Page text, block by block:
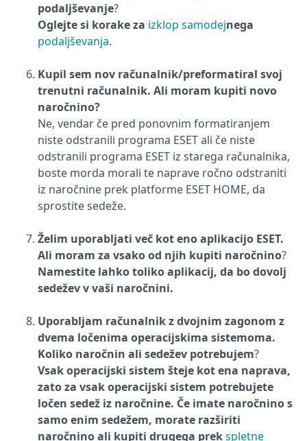
podaljševanje?
Oglejte si korake za izklop samodejnega
podaljševanja.
Kupil sem nov računalnik/preformatiral svoj
trenutni računalnik. Ali moram kupiti novo
naročnino?
Ne, vendar če pred ponovnim formatiranjem
niste odstranili programa ESET ali če niste
odstranili programa ESET iz starega računalnika,
boste morda morali te naprave ročno odstraniti
iz naročnine prek platforme ESET HOME, da
sprostite sedeže.
Želim uporabljati več kot eno aplikacijo ESET.
Ali moram za vsako od njih kupiti naročnino?
Namestite lahko toliko aplikacij, da bo dovolj
sedežev v vaši naročnini.
Uporabljam računalnik z dvojnim zagonom z
dvema ločenima operacijskima sistemoma.
Koliko naročnin ali sedežev potrebujem?
Vsak operacijski sistem šteje kot ena naprava,
zato za vsak operacijski sistem potrebujete
ločen sedež iz naročnine. Če imate naročnino s
samo enim sedežem, morate razširiti
naročnino ali kupiti drugega prekspletne